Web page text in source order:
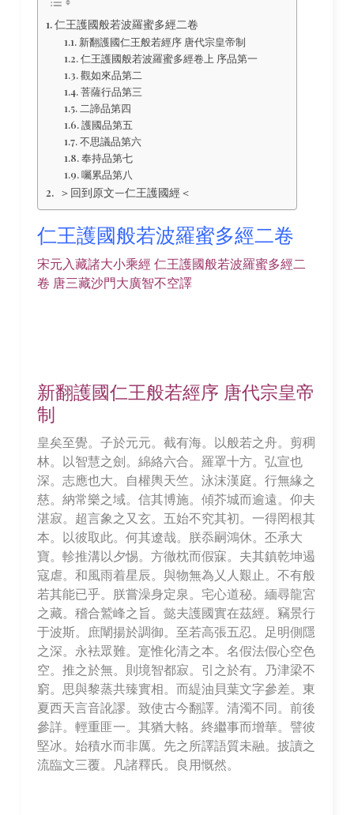
仁王護國般若波羅蜜多經二卷
新翻護國仁王般若經序 唐代宗皇帝制
仁王護國般若波羅蜜多經卷上 序品第一
觀如來品第二
菩薩行品第三
二諦品第四
護國品第五
不思議品第六
奉持品第七
囑累品第八
＞回到原文—仁王護國經＜
仁王護國般若波羅蜜多經二卷
宋元入藏諸大小乘經 仁王護國般若波羅蜜多經二
卷 唐三藏沙門大廣智不空譯
新翻護國仁王般若經序 唐代宗皇帝
制
皇矣至覺。子於元元。截有海。以般若之舟。剪稠
林。以智慧之劍。綿絡六合。羅罩十方。弘宣也
深。志應也大。自權輿天竺。泳沫漢庭。行無緣之
慈。納常樂之域。信其博施。傾芥城而逾遠。仰夫
湛寂。超言象之又玄。五始不究其初。一得罔根其
本。以彼取此。何其遼哉。朕忝嗣鴻休。丕承大
寶。軫推溝以夕惕。方徹枕而假寐。夫其鎮乾坤遏
寇虐。和風雨着星辰。與物無為乂人艱止。不有般
若其能已乎。朕嘗澡身定泉。宅心道秘。緬尋龍宮
之藏。稽合鷲峰之旨。懿夫護國實在茲經。竊景行
于波斯。庶闡揚於調御。至若高張五忍。足明側隱
之深。永袪眾難。寔惟化清之本。名假法假心空色
空。推之於無。則境智都寂。引之於有。乃津梁不
窮。思與黎蒸共臻實相。而緹油貝葉文字參差。東
夏西天言音訛謬。致使古今翻譯。清濁不同。前後
參詳。輕重匪一。其猶大輅。終繼事而增華。譬彼
堅冰。始積水而非厲。先之所譯語質未融。披讀之
流臨文三覆。凡諸釋氏。良用慨然。